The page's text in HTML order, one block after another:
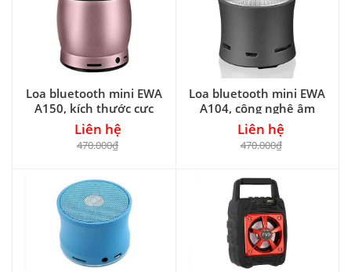
Loa bluetooth mini EWA
A150, kích thước cực
nhỏ, RMS 5W
Liên hệ
470.000₫
Loa bluetooth mini EWA
A104, công nghệ âm
thanh vòm cực hay
Liên hệ
470.000₫